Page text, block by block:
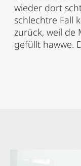
wieder dort
schlechtre Fall
zurück, weil de
gefüllt hawwe.